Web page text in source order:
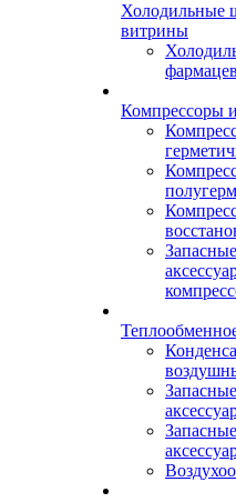
Холодильные
витрины
Компрессоры